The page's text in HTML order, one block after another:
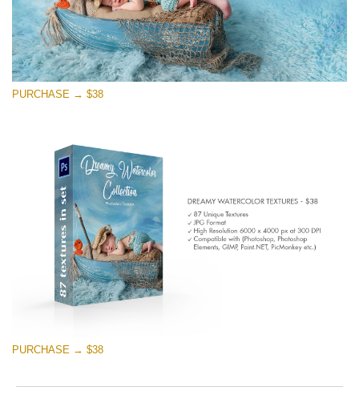
(1783 Overlays)
Large 6000*4000px
무료 다운로드
PURCHASE → $38
PURCHASE → $38